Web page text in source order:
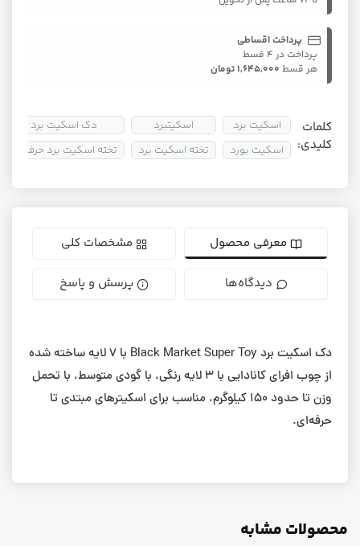
پرداخت اقساطی
پرداخت در ۴ قسط
هر قسط 1,645,000 تومان
کلمات
کلیدی:
اسکیت برد
اسکیت بورد
اسکیتبرد
تخته اسکیت برد
دک اسکیت برد
تخته اسکیت برد حرفه ای
معرفی محصول مشخصات کلی
دیدگاه‌ها پرسش و پاسخ
دک اسکیت برد Black Market Super Toy با ۷ لایه‌ ساخته شده
از چوب افرای کانادایی با ۳ لایه رنگی، با گودی متوسط، با تحمل
وزن تا حدود ۱۵۰ کیلوگرم، مناسب برای اسکیترهای مبتدی تا
حرفه‌ای.
محصولات مشابه